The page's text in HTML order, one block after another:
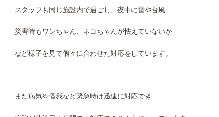
スタッフも同じ施設内で過ごし、夜中に雷や台風
災害時もワンちゃん、ネコちゃんが怯えていないか
など様子を見て個々に合わせた対応をしています。
また病気や怪我など緊急時は迅速に対応でき